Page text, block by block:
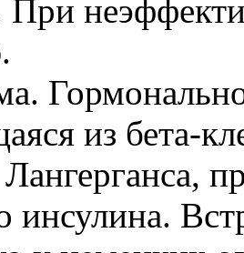
При
из бета-
Лангерганса,
инсулина.